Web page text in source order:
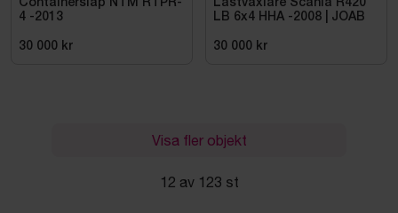
Containersläp NTM RTPR-
4 -2013
30 000 kr
Lastväxlare Scania R420
LB 6x4 HHA -2008 | JOAB
30 000 kr
Visa fler objekt
12 av 123 st